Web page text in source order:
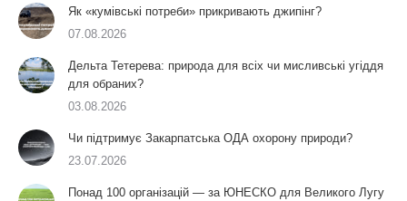
Як «кумівські потреби» прикривають джипінг?
07.08.2026
Дельта Тетерева: природа для всіх чи мисливські угіддя
для обраних?
03.08.2026
Чи підтримує Закарпатська ОДА охорону природи?
23.07.2026
Понад 100 організацій — за ЮНЕСКО для Великого Лугу